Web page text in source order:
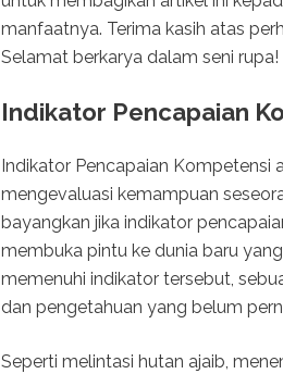
manfaatnya. Terima kasih atas
Selamat berkarya dalam seni rupa!
Indikator Pencapaian
Indikator Pencapaian
mengevaluasi kemampuan
bayangkan jika indikator
membuka pintu ke dunia baru
memenuhi indikator tersebut,
dan pengetahuan yang belum
Seperti melintasi hutan ajaib,